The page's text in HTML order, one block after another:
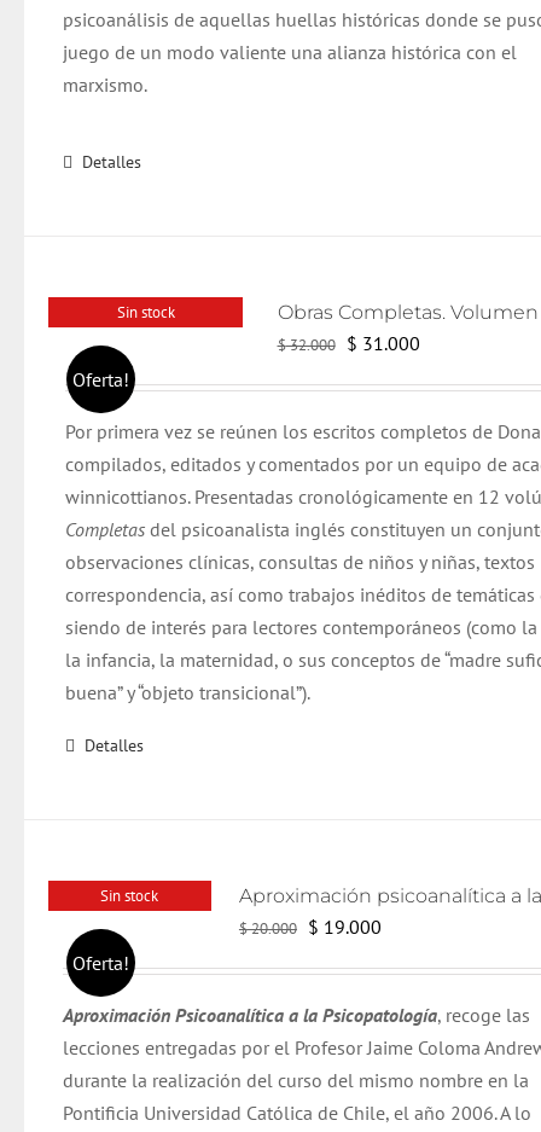
psicoanálisis de aquellas huellas históricas donde se
juego de un modo valiente una alianza histórica con el
marxismo.
Detalles
Sin stock
Oferta!
$32.000
El
era:
$ 32.000.
$ 31.000El
es:
$ 31.000.
Por primera vez se reúnen los escritos completos de
compilados, editados y comentados por un equipo de
winnicottianos. Presentadas cronológicamente en 12
Completasdel psicoanalista inglés constituyen un
observaciones clínicas, consultas de niños y niñas,
correspondencia, así como trabajos inéditos de
siendo de interés para lectores contemporáneos (como
la infancia, la maternidad, o sus conceptos de “madre
buena” y “objeto transicional”).
Detalles
Sin stock
Oferta!
$20.000 El
era:
$ 20.000.
$ 19.000El
es:
$ 19.000.
Aproximación Psicoanalítica a la Psicopatología, recoge las
lecciones entregadas por el Profesor Jaime Coloma
durante la realización del curso del mismo nombre en la
Pontificia Universidad Católica de Chile, el año 2006. A lo